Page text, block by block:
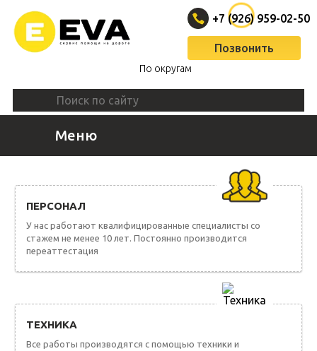
По округам
+7 (926) 959-02-50
Позвонить
Меню
ПЕРСОНАЛ
У нас работают квалифицированные специалисты со
стажем не менее 10 лет. Постоянно производится
переаттестация
ТЕХНИКА
Все работы производятся с помощью техники и